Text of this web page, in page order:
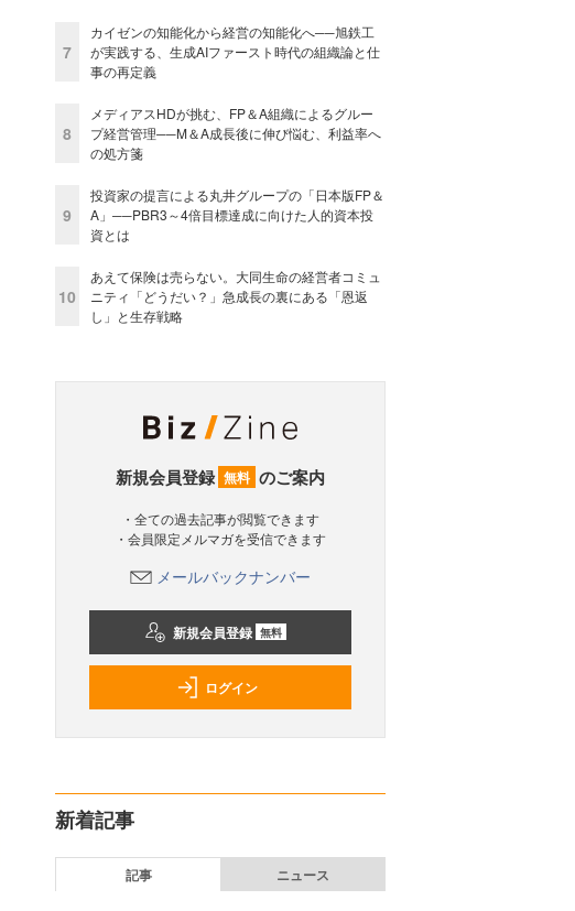
7
カイゼンの知能化から経営の知能化へ──旭鉄工
が実践する、生成AIファースト時代の組織論と仕
事の再定義
8
メディアスHDが挑む、FP＆A組織によるグルー
プ経営管理──M＆A成長後に伸び悩む、利益率へ
の処方箋
9
投資家の提言による丸井グループの「日本版FP＆
A」──PBR3～4倍目標達成に向けた人的資本投
資とは
10
あえて保険は売らない。大同生命の経営者コミュ
ニティ「どうだい？」急成長の裏にある「恩返
し」と生存戦略
新規会員登録 無料 のご案内
・全ての過去記事が閲覧できます
・会員限定メルマガを受信できます
メールバックナンバー
新規会員登録 無料
ログイン
新着記事
記事 ニュース